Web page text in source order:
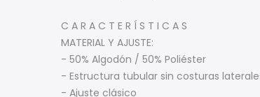
C A R A C T E R Í S T I C A S
MATERIAL Y AJUSTE:
- 50% Algodón / 50% Poliéster
- Estructura tubular sin costuras
- Ajuste clásico